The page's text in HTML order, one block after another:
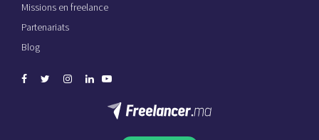
Missions en freelance
Partenariats
Blog